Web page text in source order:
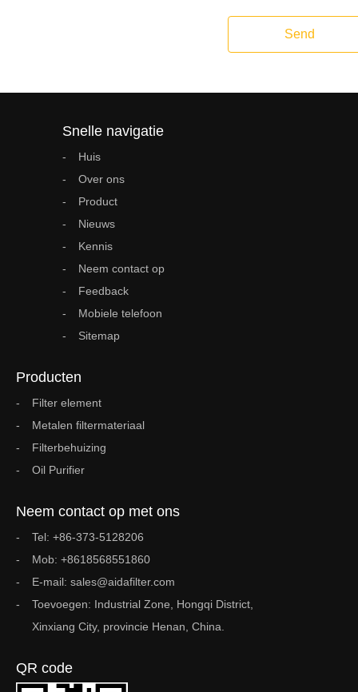
Send
Snelle navigatie
Huis
Over ons
Product
Nieuws
Kennis
Neem contact op
Feedback
Mobiele telefoon
Sitemap
Producten
Filter element
Metalen filtermateriaal
Filterbehuizing
Oil Purifier
Neem contact op met ons
Tel: +86-373-5128206
Mob: +8618568551860
E-mail: sales@aidafilter.com
Toevoegen: Industrial Zone, Hongqi District,
Xinxiang City, provincie Henan, China.
QR code